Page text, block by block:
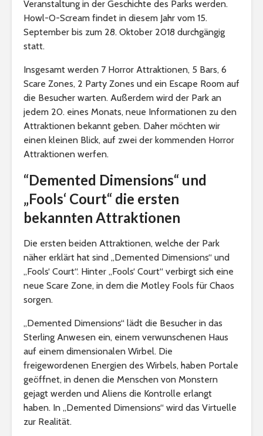
Veranstaltung in der Geschichte des Parks werden.
Howl-O-Scream findet in diesem Jahr vom 15.
September bis zum 28. Oktober 2018 durchgängig
statt.
Insgesamt werden 7 Horror Attraktionen, 5 Bars, 6
Scare Zones, 2 Party Zones und ein Escape Room auf
die Besucher warten. Außerdem wird der Park an
jedem 20. eines Monats, neue Informationen zu den
Attraktionen bekannt geben. Daher möchten wir
einen kleinen Blick, auf zwei der kommenden Horror
Attraktionen werfen.
“Demented Dimensions“ und
„Fools‘ Court“ die ersten
bekannten Attraktionen
Die ersten beiden Attraktionen, welche der Park
näher erklärt hat sind „Demented Dimensions“ und
„Fools‘ Court“. Hinter „Fools‘ Court“ verbirgt sich eine
neue Scare Zone, in dem die Motley Fools für Chaos
sorgen.
„Demented Dimensions“ lädt die Besucher in das
Sterling Anwesen ein, einem verwunschenen Haus
auf einem dimensionalen Wirbel. Die
freigewordenen Energien des Wirbels, haben Portale
geöffnet, in denen die Menschen von Monstern
gejagt werden und Aliens die Kontrolle erlangt
haben. In „Demented Dimensions“ wird das Virtuelle
zur Realität.